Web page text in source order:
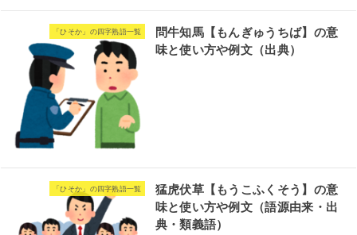
「ひそか」の四字熟語一覧
問牛知馬【もんぎゅうちば】の意
味と使い方や例文（出典）
「ひそか」の四字熟語一覧
猛虎伏草【もうこふくそう】の意
味と使い方や例文（語源由来・出
典・類義語）